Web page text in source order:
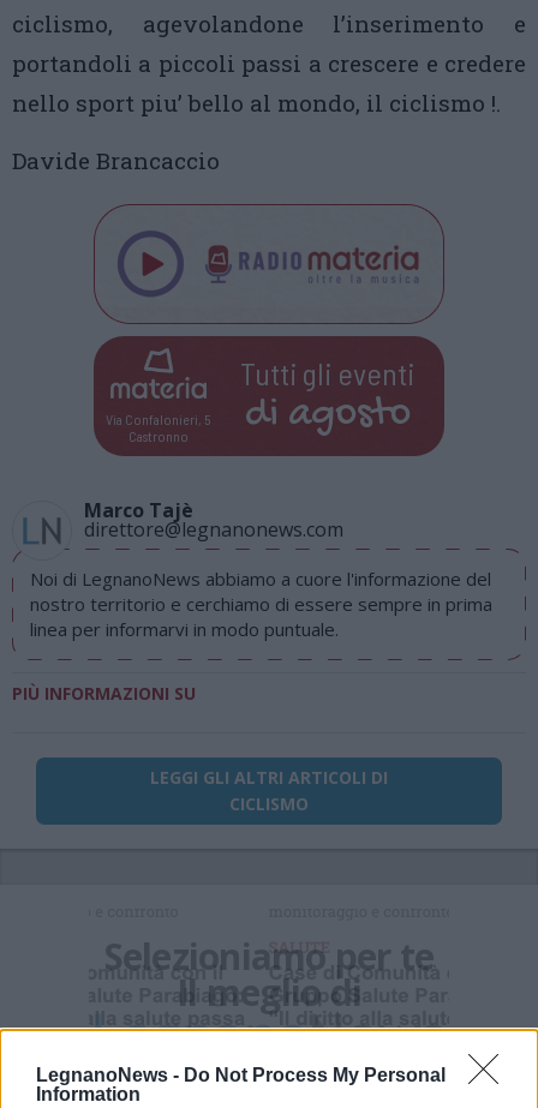
LegnanoNews - Do Not Process My Personal
Information
ciclismo, agevolandone l’inserimento e
portandoli a piccoli passi a crescere e credere
nello sport piu’ bello al mondo, il ciclismo !.
Davide Brancaccio
Via Confalonieri, 5
Castronno
Tutti gli eventi
di agosto
Marco Tajè
direttore@legnanonews.com
Noi di LegnanoNews abbiamo a cuore l'informazione del
nostro territorio e cerchiamo di essere sempre in prima
linea per informarvi in modo puntuale.
PIÙ INFORMAZIONI SU
LEGGI GLI ALTRI ARTICOLI DI
CICLISMO
Selezioniamo per te
Il meglio di